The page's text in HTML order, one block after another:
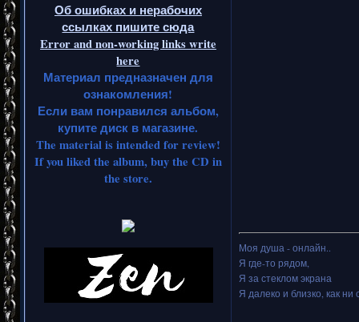
Об ошибках и нерабочих
ссылках пишите сюда
Error and non-working links write
here
Материал предназначен для
ознакомления!
Если вам понравился альбом,
купите диск в магазине.
The material is intended for review!
If you liked the album, buy the CD in
the store.
Моя душа - онлайн..
Я где-то рядом,
Я за стеклом экрана
Я далеко и близко, как ни